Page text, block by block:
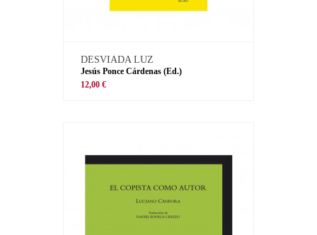
DESVIADA LUZ
Jesús Ponce Cárdenas (Ed.)
12,00 €